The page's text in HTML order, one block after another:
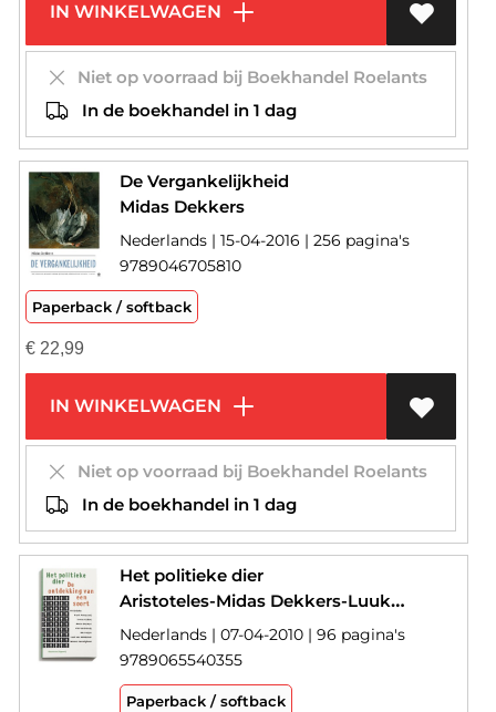
IN WINKELWAGEN
Niet op voorraad bij Boekhandel Roelants
In de boekhandel in 1 dag
De Vergankelijkheid
Midas Dekkers
Nederlands | 15-04-2016 | 256 pagina's
9789046705810
Paperback / softback
€22,99
IN WINKELWAGEN
Niet op voorraad bij Boekhandel Roelants
In de boekhandel in 1 dag
Het politieke dier
Aristoteles-Midas Dekkers-Luuk van Middelaar
Nederlands | 07-04-2010 | 96 pagina's
9789065540355
Paperback / softback